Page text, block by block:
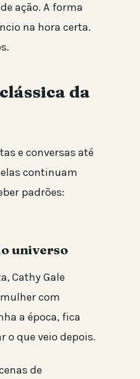
ação. A forma
na hora certa.
da
e conversas até
continuam
padrões:
universo
Cathy Gale
com
a época, fica
o que veio depois.
de